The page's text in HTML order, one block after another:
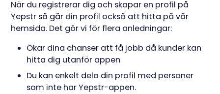
När du registrerar dig och skapar en profil på
Yepstr så går din profil också att hitta på vår
hemsida. Det gör vi för flera anledningar:
Ökar dina chanser att få jobb då kunder kan
hitta dig utanför appen
Du kan enkelt dela din profil med personer
som inte har Yepstr-appen.